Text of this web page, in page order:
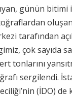
günün bitimi
tarafından
çok sayıda
tonlarını
sergilendi.
(İDO) de